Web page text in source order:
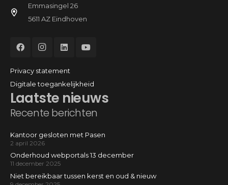
Laatste nieuws
Recente berichten
Kantoor gesloten met Pasen
2 april 2026
Onderhoud webportals 13 december
11 december 2025
Niet bereikbaar tussen kerst en oud & nieuw
Emmasingel 26
5611 AZ Eindhoven
Privacy statement
Digitale toegankelijkheid